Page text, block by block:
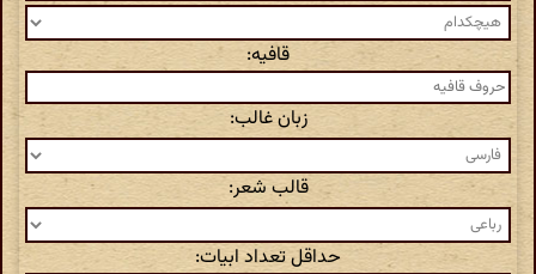
قافیه:
زبان غالب:
قالب شعر:
حداقل تعداد ابیات: